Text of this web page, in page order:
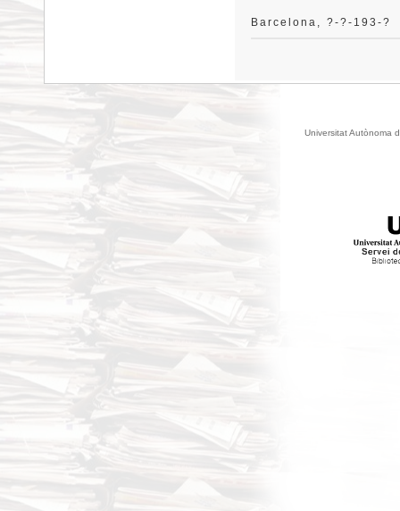
Barcelona, ?-?-193-?
Universitat Autònoma